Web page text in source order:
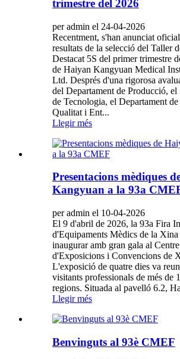
trimestre del 2026
per admin el 24-04-2026
Recentment, s'han anunciat
resultats de la selecció del Taller
Destacat 5S del primer trimestre
de Haiyan Kangyuan Medical
Ltd. Després d'una rigorosa
del Departament de Producció, el
de Tecnologia, el Departament
Qualitat i Ent...
Llegir més
Presentacions mèdiques
Kangyuan a la 93a
per admin el 10-04-2026
El 9 d'abril de 2026, la 93a Fira
d'Equipaments Mèdics de la
inaugurar amb gran gala al
d'Exposicions i Convencions de
L'exposició de quatre dies va
visitants professionals de més de
regions. Situada al pavelló 6.2,
Llegir més
Benvinguts al 93è CMEF